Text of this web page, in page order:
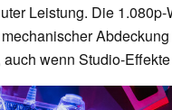
Leistung. Die 1.080p-
wenn Studio-